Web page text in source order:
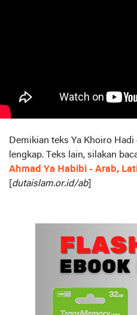
Demikian teks Ya Khoiro
lengkap. Teks lain, silakan
Ahmad Ya Habibi - Arab,
dutaislam.or.id/ab]